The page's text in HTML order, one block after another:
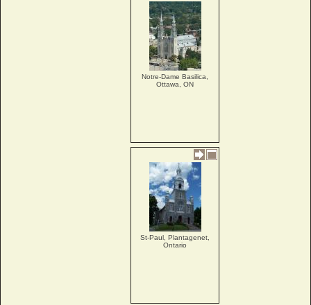
Notre-Dame Basilica,
Ottawa, ON
St-Paul, Plantagenet,
Ontario